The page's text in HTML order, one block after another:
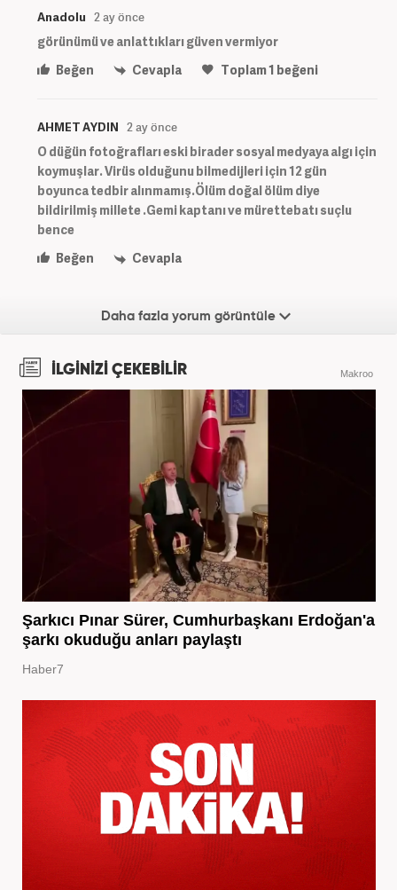
Anadolu 2 ay önce
görünümü ve anlattıkları güven vermiyor
Beğen
Cevapla Toplam1 beğeni
AHMET AYDIN 2 ay önce
O düğün fotoğrafları eski birader sosyal medyaya algı için
koymuşlar. Virüs olduğunu bilmedijleri için 12 gün
boyunca tedbir alınmamış.Ölüm doğal ölüm diye
bildirilmiş millete .Gemi kaptanı ve mürettebatı suçlu
bence
Beğen
Cevapla
Daha fazla yorum görüntüle
İLGİNİZİ ÇEKEBİLİR Makroo
Şarkıcı Pınar Sürer, Cumhurbaşkanı Erdoğan'a
şarkı okuduğu anları paylaştı
Haber7